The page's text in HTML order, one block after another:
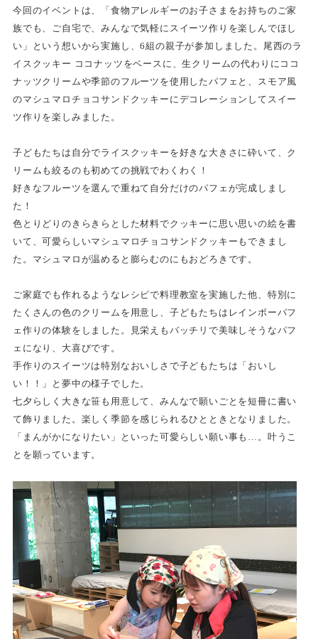
今回のイベントは、「食物アレルギーのお子さまをお持ちのご家
族でも、ご自宅で、みんなで気軽にスイーツ作りを楽しんでほし
い」という想いから実施し、6組の親子が参加しました。尾西のラ
イスクッキー ココナッツをベースに、生クリームの代わりにココ
ナッツクリームや季節のフルーツを使用したパフェと、スモア風
のマシュマロチョコサンドクッキーにデコレーションしてスイー
ツ作りを楽しみました。
子どもたちは自分でライスクッキーを好きな大きさに砕いて、ク
リームも絞るのも初めての挑戦でわくわく！
好きなフルーツを選んで重ねて自分だけのパフェが完成しまし
た！
色とりどりのきらきらとした材料でクッキーに思い思いの絵を書
いて、可愛らしいマシュマロチョコサンドクッキーもできまし
た。マシュマロが温めると膨らむのにもおどろきです。
ご家庭でも作れるようなレシピで料理教室を実施した他、特別に
たくさんの色のクリームを用意し、子どもたちはレインボーパフ
ェ作りの体験をしました。見栄えもバッチリで美味しそうなパフ
ェになり、大喜びです。
手作りのスイーツは特別なおいしさで子どもたちは「おいし
い！！」と夢中の様子でした。
七夕らしく大きな笹も用意して、みんなで願いごとを短冊に書い
て飾りました。楽しく季節を感じられるひとときとなりました。
「まんがかになりたい」といった可愛らしい願い事も…。叶うこ
とを願っています。